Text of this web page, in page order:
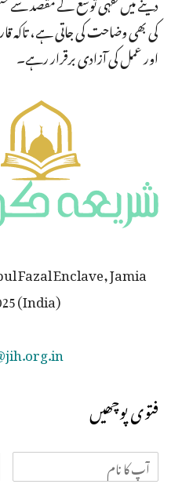
کی بھی وضاحت کی جاتی ہے، تاکہ
اور عمل کی آزادی برقرار رہے۔
Fazal Enclave, Jamia
(India)
فتوی پوچھیں